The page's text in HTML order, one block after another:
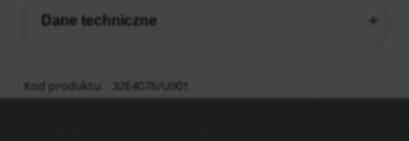
Dane techniczne
Kod produktu: 32E4076/U901